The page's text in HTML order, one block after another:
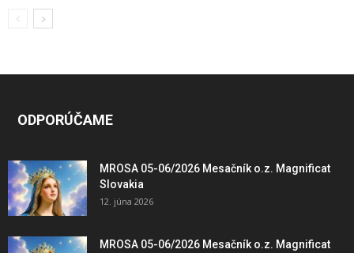
ODPORÚČAME
MROSA 05-06/2026 Mesačník o.z. Magnificat
Slovakia
12. júna 2026
MROSA 05-06/2026 Mesačník o.z. Magnificat